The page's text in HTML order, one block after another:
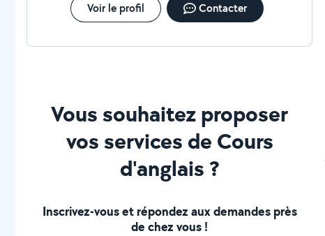
Voir le profil Contacter
Vous souhaitez proposer
vos services de Cours
d'anglais ?
Inscrivez-vous et répondez aux demandes près
de chez vous !